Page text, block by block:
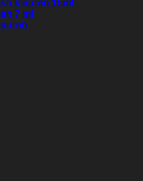
kleuren 15ml
7 ml